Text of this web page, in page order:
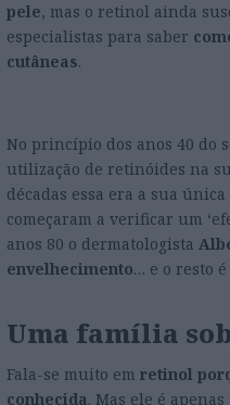
pele, mas o retinol ainda
especialistas para saber
cutâneas.
No princípio dos anos 40 do
utilização de retinóides na
décadas essa era a sua
começaram a verificar um
anos 80 o dermatologista
envelhecimento… e o resto
Uma família
Fala-se muito em retinol
conhecida. Mas ele é